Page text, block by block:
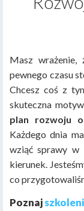
Masz
pewnego czasu
Chcesz coś z
skuteczna
plan rozwoju
Każdego dnia
wziąć sprawy w
kierunek.
co
Poznaj